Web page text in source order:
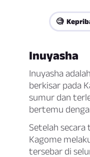
🧐
Inuyasha
Inuyasha
berkisar pada
sumur dan
bertemu
Setelah secara
Kagome
tersebar di